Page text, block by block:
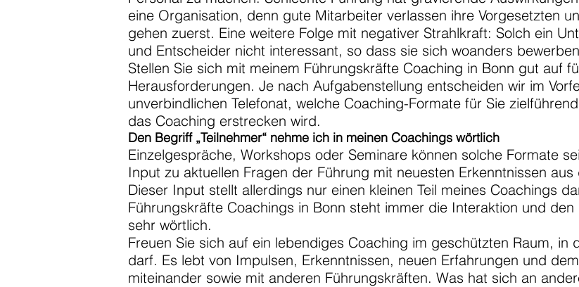
eine Organisation, denn gute Mitarbeiter verlassen ihre Vorgesetzten
gehen zuerst. Eine weitere Folge mit negativer Strahlkraft: Solch ein
und Entscheider nicht interessant, so dass sie sich woanders
Stellen Sie sich mit meinem Führungskräfte Coaching in Bonn gut auf
Herausforderungen. Je nach Aufgabenstellung entscheiden wir im
unverbindlichen Telefonat, welche Coaching-Formate für Sie
das Coaching erstrecken wird.
Den Begriff „Teilnehmer“ nehme ich in meinen Coachings wörtlich
Einzelgespräche, Workshops oder Seminare können solche Formate
Input zu aktuellen Fragen der Führung mit neuesten Erkenntnissen
Dieser Input stellt allerdings nur einen kleinen Teil meines Coachings
Führungskräfte Coachings in Bonn steht immer die Interaktion und den
sehr wörtlich.
Freuen Sie sich auf ein lebendiges Coaching im geschützten Raum,
darf. Es lebt von Impulsen, Erkenntnissen, neuen Erfahrungen und
miteinander sowie mit anderen Führungskräften. Was hat sich an